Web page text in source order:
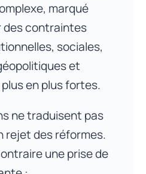
marqué
des contraintes
sociales,
et
en plus fortes.
ne traduisent pas
rejet des réformes.
une prise de